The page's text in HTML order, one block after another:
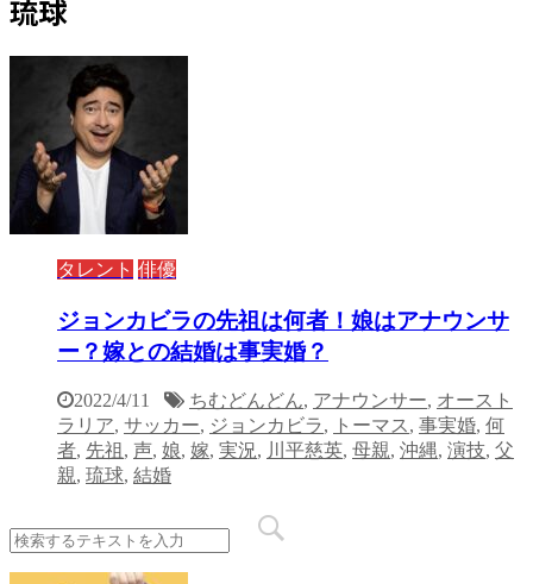
琉球
タレント 俳優
ジョンカビラの先祖は何者！娘はアナウンサ
ー？嫁との結婚は事実婚？
2022/4/11 ちむどんどん, アナウンサー, オースト
ラリア, サッカー, ジョンカビラ, トーマス , 事実婚, 何
者, 先祖 , 声, 娘, 嫁, 実況, 川平慈英, 母親, 沖縄, 演技, 父
親, 琉球, 結婚